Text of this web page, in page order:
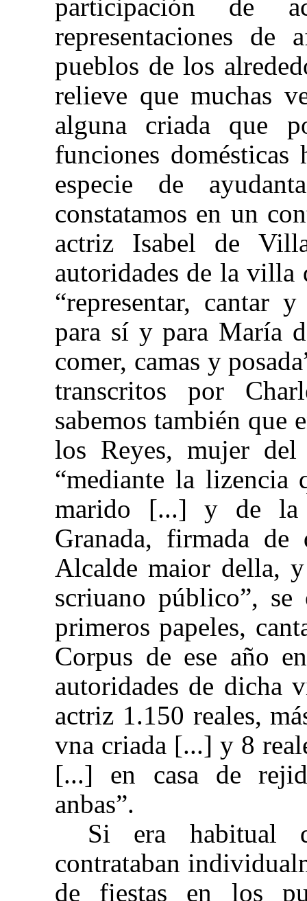
participación de
representaciones de
pueblos de los
relieve que muchas
alguna criada que
funciones domésticas
especie de
constatamos en un
actriz Isabel de
autoridades de la villa
“representar, cantar
para sí y para María
comer, camas y
transcritos por
sabemos también que
los Reyes, mujer del
“mediante la
marido [...] y de la
Granada, firmada
Alcalde maior della,
scriuano público”, se
primeros papeles,
Corpus de ese año
autoridades de dicha
actriz 1.150 reales,
vna criada [...] y 8
[...] en casa de
anbas”.
Si era habitual
contrataban
de fiestas en los